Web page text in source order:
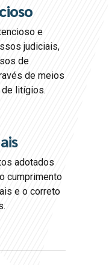
e
judiciais,
de
de meios
litígios.
adotados
cumprimento
e o correto